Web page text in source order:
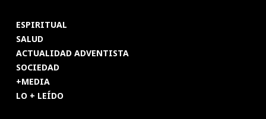
ESPIRITUAL
SALUD
ACTUALIDAD ADVENTISTA
SOCIEDAD
+MEDIA
LO + LEÍDO